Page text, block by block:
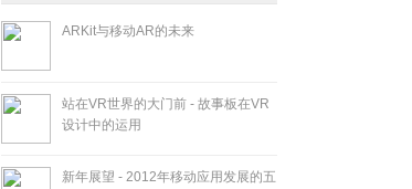
ARKit与移动AR的未来
站在VR世界的大门前 - 故事板在VR
设计中的运用
新年展望 - 2012年移动应用发展的五